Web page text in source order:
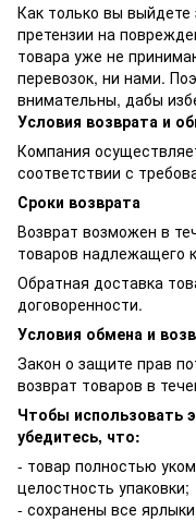
Как только вы выйдете
претензии на
товара уже не
перевозок, ни нами.
внимательны, дабы
Условия возврата и
Компания
соответствии с
Сроки возврата
Возврат возможен в
товаров надлежащего
Обратная доставка
договоренности.
Условия обмена и
Закон о защите прав
возврат товаров в
Чтобы использовать
убедитесь, что:
- товар полностью
целостность упаковки;
- сохранены все